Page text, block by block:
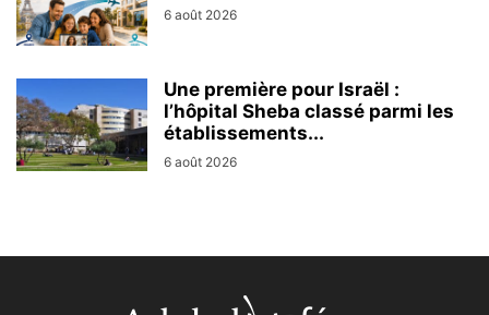
6 août 2026
Une première pour Israël :
l’hôpital Sheba classé parmi les
établissements...
6 août 2026